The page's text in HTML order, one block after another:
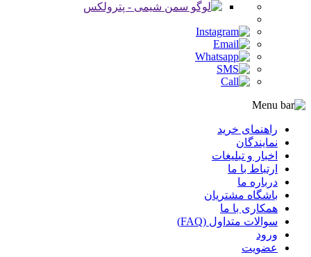
راهنمای خرید
نمایندگان
اخبار و تبلیغات
ارتباط با ما
درباره ما
باشگاه مشتریان
همکاری با ما
سوالات متداول (FAQ)
ورود
عضویت